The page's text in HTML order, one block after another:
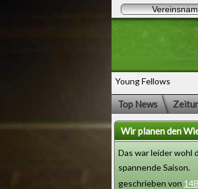
Young Fellows
Top News
Wir planen den
Das war leider wohl
spannende Saison.
geschrieben von